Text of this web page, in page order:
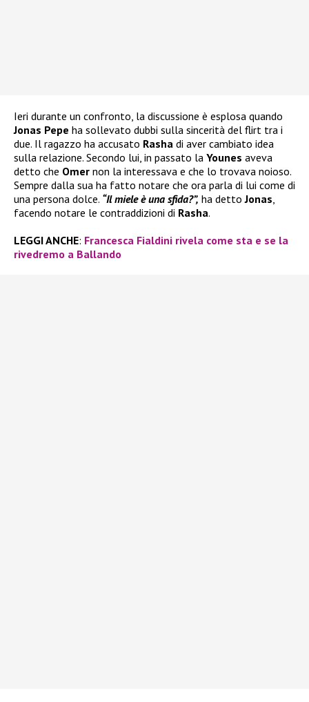
Ieri durante un confronto, la discussione è esplosa quando
Jonas Pepe ha sollevato dubbi sulla sincerità del flirt tra i
due. Il ragazzo ha accusato Rasha di aver cambiato idea
sulla relazione. Secondo lui, in passato la Younes aveva
detto che Omer non la interessava e che lo trovava noioso.
Sempre dalla sua ha fatto notare che ora parla di lui come di
una persona dolce. “Il miele è una sfida?”, ha dettoJonas,
facendo notare le contraddizioni di Rasha.
LEGGI ANCHE: Francesca Fialdini rivela come sta e se la
rivedremo a Ballando